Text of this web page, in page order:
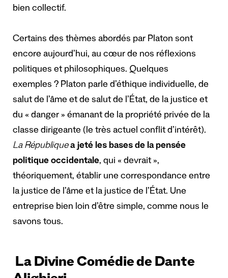
bien collectif.
Certains des thèmes abordés par Platon sont
encore aujourd’hui, au cœur de nos réflexions
politiques et philosophiques. Quelques
exemples ? Platon parle d’éthique individuelle, de
salut de l’âme et de salut de l’État, de la justice et
du « danger » émanant de la propriété privée de la
classe dirigeante (le très actuel conflit d’intérêt).
La Républiquea jeté les bases de la pensée
politique occidentale, qui « devrait »,
théoriquement, établir une correspondance entre
la justice de l’âme et la justice de l’État. Une
entreprise bien loin d’être simple, comme nous le
savons tous.
La Divine Comédie de Dante